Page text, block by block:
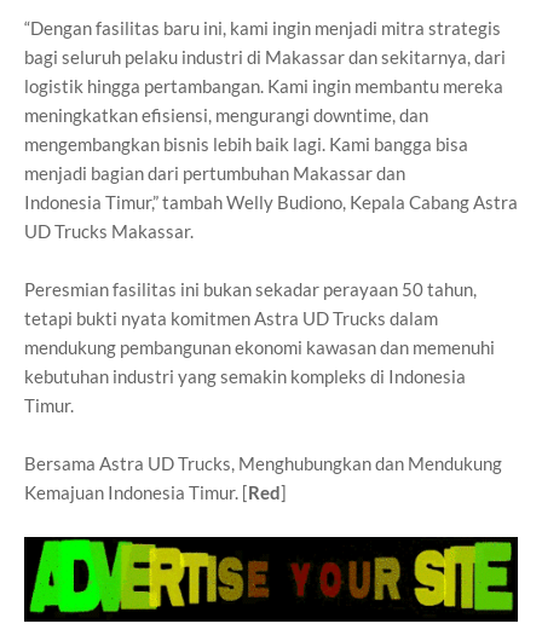
“Dengan fasilitas baru ini, kami ingin menjadi mitra strategis
bagi seluruh pelaku industri di Makassar dan sekitarnya, dari
logistik hingga pertambangan. Kami ingin membantu mereka
meningkatkan efisiensi, mengurangi downtime, dan
mengembangkan bisnis lebih baik lagi. Kami bangga bisa
menjadi bagian dari pertumbuhan Makassar dan
Indonesia Timur,” tambah Welly Budiono, Kepala Cabang Astra
UD Trucks Makassar.
Peresmian fasilitas ini bukan sekadar perayaan 50 tahun,
tetapi bukti nyata komitmen Astra UD Trucks dalam
mendukung pembangunan ekonomi kawasan dan memenuhi
kebutuhan industri yang semakin kompleks di Indonesia
Timur.
Bersama Astra UD Trucks, Menghubungkan dan Mendukung
Kemajuan Indonesia Timur. [Red]